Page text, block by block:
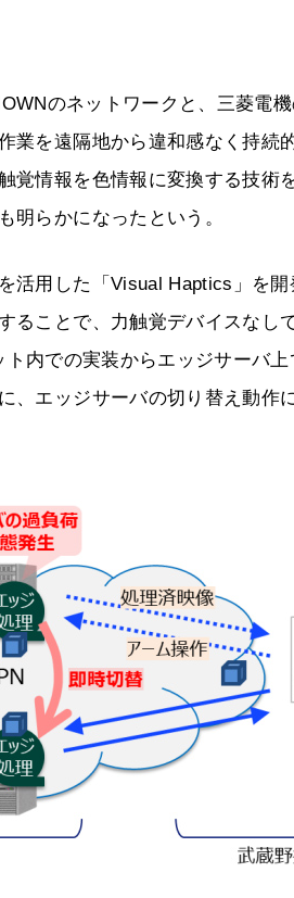
のネットワークと、三菱電
業を遠隔地から違和感なく持続
覚情報を色情報に変換する技術
明らかになったという。
活用した「Visual Haptics」を
ることで、力触覚デバイスなし
内での実装からエッジサーバ上
、エッジサーバの切り替え動作